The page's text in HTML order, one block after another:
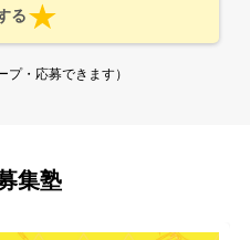
る
プ・応募できます）
集塾